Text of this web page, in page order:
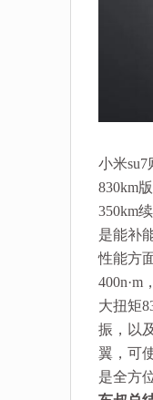
小米su7
830km
350km
是能补
性能方
大扭矩
振，以
翼，可
是全方